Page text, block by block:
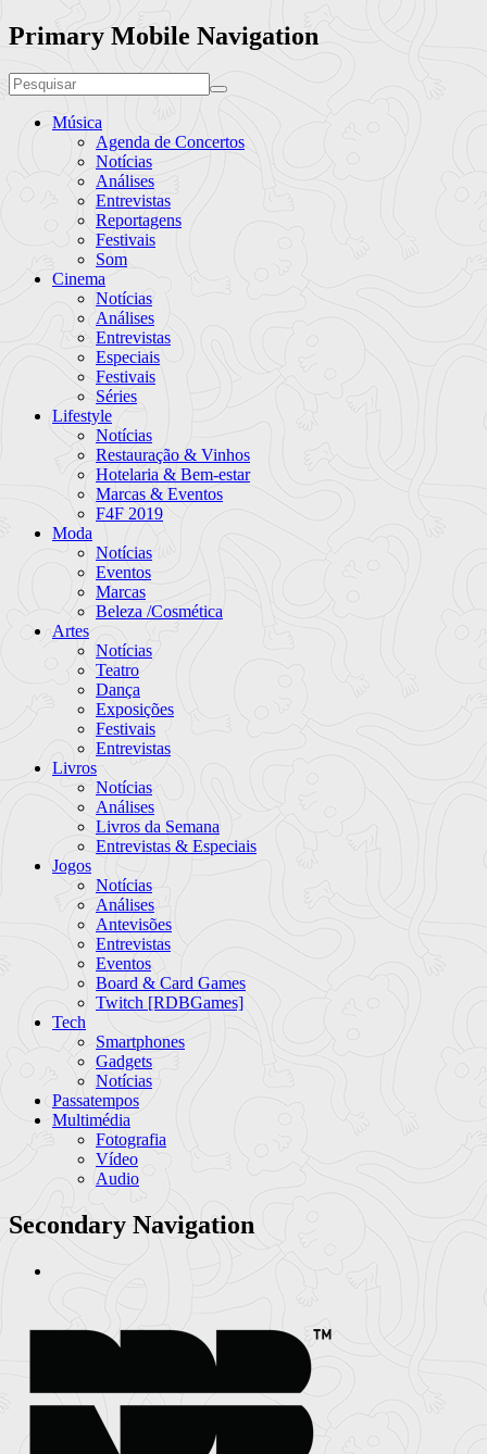
Primary Mobile Navigation
Música
Agenda de Concertos
Notícias
Análises
Entrevistas
Reportagens
Festivais
Som
Cinema
Notícias
Análises
Entrevistas
Especiais
Festivais
Séries
Lifestyle
Notícias
Restauração & Vinhos
Hotelaria & Bem-estar
Marcas & Eventos
F4F 2019
Moda
Notícias
Eventos
Marcas
Beleza /Cosmética
Artes
Notícias
Teatro
Dança
Exposições
Festivais
Entrevistas
Livros
Notícias
Análises
Livros da Semana
Entrevistas & Especiais
Jogos
Notícias
Análises
Antevisões
Entrevistas
Eventos
Board & Card Games
Twitch [RDBGames]
Tech
Smartphones
Gadgets
Notícias
Passatempos
Multimédia
Fotografia
Vídeo
Audio
Secondary Navigation